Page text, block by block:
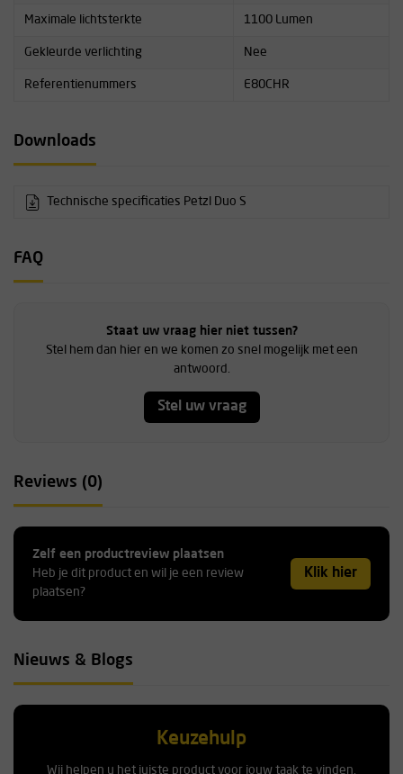
Maximale lichtsterkte 1100 Lumen
Gekleurde verlichting Nee
Referentienummers E80CHR
Downloads
Technische specificaties Petzl Duo S
FAQ
Staat uw vraag hier niet tussen?
Stel hem dan hier en we komen zo snel mogelijk met een
antwoord.
Stel uw vraag
Reviews (0)
Zelf een productreview plaatsen
Heb je dit product en wil je een review
plaatsen?
Klik hier
Nieuws & Blogs
Keuzehulp
Wij helpen u het juiste product voor jouw taak te vinden.